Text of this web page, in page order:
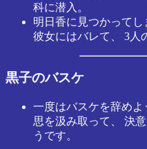
科に潜入。
明日香に見つかってし
彼女にはバレて、 3人
黒子のバスケ
一度はバスケを辞め
思を汲み取って、 決
うです。